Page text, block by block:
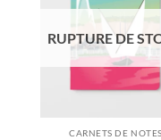
RUPTURE DE
CARNETS DE NOTES